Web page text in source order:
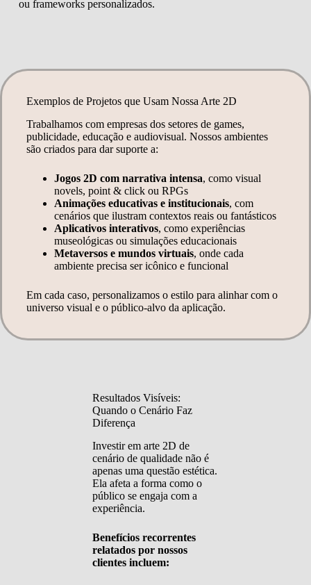
ou frameworks personalizados.
Exemplos de Projetos que Usam Nossa Arte 2D
Trabalhamos com empresas dos setores de games,
publicidade, educação e audiovisual. Nossos ambientes
são criados para dar suporte a:
Jogos 2D com narrativa intensa , como visual
novels, point & click ou RPGs
Animações educativas e institucionais , com
cenários que ilustram contextos reais ou fantásticos
Aplicativos interativos , como experiências
museológicas ou simulações educacionais
Metaversos e mundos virtuais , onde cada
ambiente precisa ser icônico e funcional
Em cada caso, personalizamos o estilo para alinhar com o
universo visual e o público-alvo da aplicação.
Resultados Visíveis:
Quando o Cenário Faz
Diferença
Investir em arte 2D de
cenário de qualidade não é
apenas uma questão estética.
Ela afeta a forma como o
público se engaja com a
experiência.
Benefícios recorrentes
relatados por nossos
clientes incluem: